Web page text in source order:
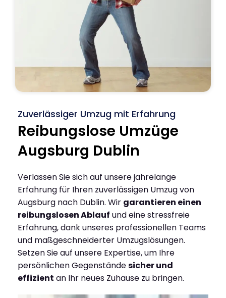
Zuverlässiger Umzug mit Erfahrung
Reibungslose Umzüge
Augsburg Dublin
Verlassen Sie sich auf unsere jahrelange
Erfahrung für Ihren zuverlässigen Umzug von
Augsburg nach Dublin. Wir garantieren einen
reibungslosen Ablauf und eine stressfreie
Erfahrung, dank unseres professionellen Teams
und maßgeschneiderter Umzugslösungen.
Setzen Sie auf unsere Expertise, um Ihre
persönlichen Gegenständesicher und
effizient an Ihr neues Zuhause zu bringen.